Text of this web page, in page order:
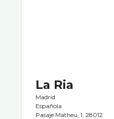
La Ria
Madrid
Española
Pasaje Matheu, 1, 28012